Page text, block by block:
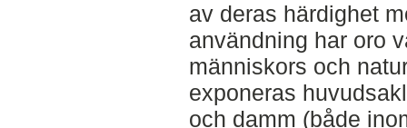
av deras härdighet
användning har oro
människors och
exponeras
och damm (både